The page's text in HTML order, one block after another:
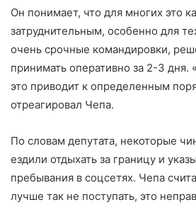
Он понимает, что для многих это
затруднительным, особенно для
очень срочные командировки,
принимать оперативно за 2-3 дня.
это приводит к определенным
отреагировал Чепа.
По словам депутата, некоторые
ездили отдыхать за границу и
пребывания в соцсетях. Чепа
лучше так не поступать, это